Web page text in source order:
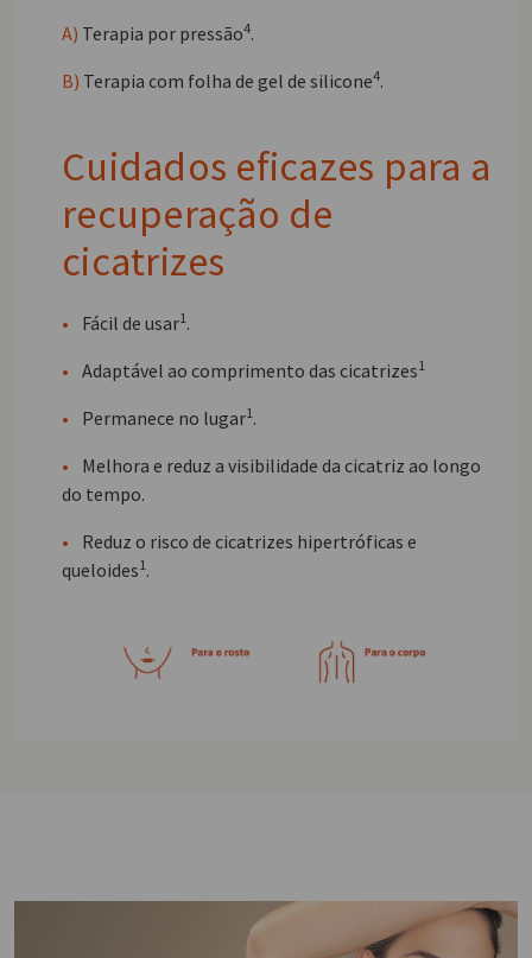
A) Terapia por pressão4.
B) Terapia com folha de gel de silicone4.
Cuidados eficazes para a
recuperação de
cicatrizes
• Fácil de usar1 .
• Adaptável ao comprimento das cicatrizes1
• Permanece no lugar1 .
•
Melhora e reduz a visibilidade da cicatriz ao longo
do tempo.
•
Reduz o risco de cicatrizes hipertróficas e
queloides1 .